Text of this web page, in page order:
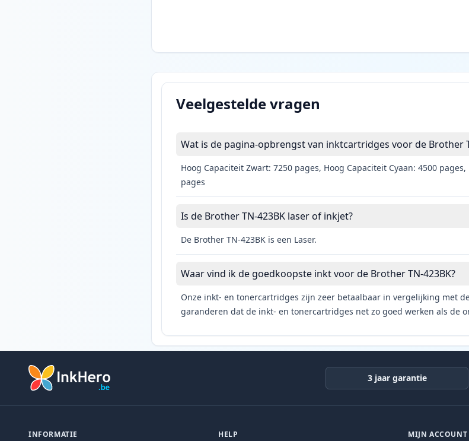
Veelgestelde vragen
Wat is de pagina-opbrengst van inktcartridges voor de Brother
Hoog Capaciteit Zwart: 7250 pages, Hoog Capaciteit Cyaan: 4500
pages
Is de Brother TN-423BK laser of inkjet?
De Brother TN-423BK is een Laser.
Waar vind ik de goedkoopste inkt voor de Brother TN-423BK?
Onze inkt- en tonercartridges zijn zeer betaalbaar in vergelijking met
garanderen dat de inkt- en tonercartridges net zo goed werken als de
3 jaar garantie
INFORMATIE HELP MIJN ACCOUNT